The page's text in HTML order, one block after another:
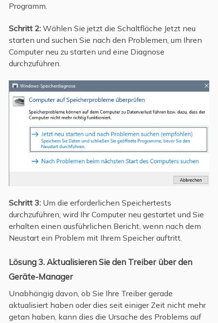
Programm.
Schritt 2:Wählen Sie jetzt die Schaltfläche Jetzt neu
starten und suchen Sie nach den Problemen, um Ihren
Computer neu zu starten und eine Diagnose
durchzuführen.
Schritt 3:Um die erforderlichen Speichertests
durchzuführen, wird Ihr Computer neu gestartet und Sie
erhalten einen ausführlichen Bericht, wenn nach dem
Neustart ein Problem mit Ihrem Speicher auftritt.
Lösung 3. Aktualisieren Sie den Treiber über den
Geräte-Manager
Unabhängig davon, ob Sie Ihre Treiber gerade
aktualisiert haben oder dies seit einiger Zeit nicht mehr
getan haben, kann dies die Ursache des Problems auf